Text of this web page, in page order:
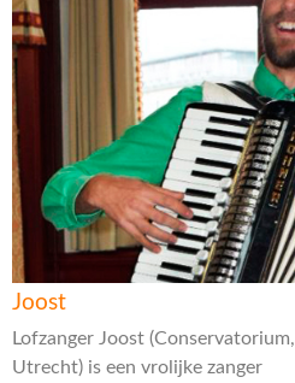
Joost
Lofzanger Joost (Conservatorium,
Utrecht) is een vrolijke zanger